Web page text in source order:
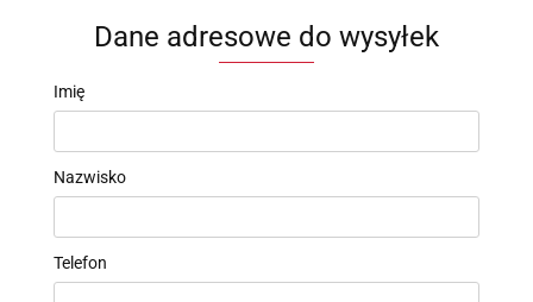
Dane adresowe do wysyłek
Imię
Nazwisko
Telefon